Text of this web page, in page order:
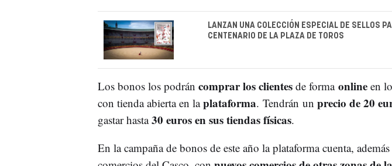
LANZAN UNA COLECCIÓN ESPECIAL DE SELLOS
CENTENARIO DE LA PLAZA DE TOROS
Los bonos los podrán comprar los clientesde forma online en
con tienda abierta en laplataforma. Tendrán un precio de 20
gastar hasta30 euros en sus tiendas físicas.
En la campaña de bonos de este año la plataforma cuenta,